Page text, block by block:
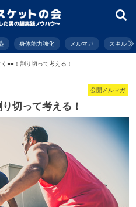
身体能力強化 メルマガ スキル
●●！割り切って考える！
公開メルマガ
切って考える！